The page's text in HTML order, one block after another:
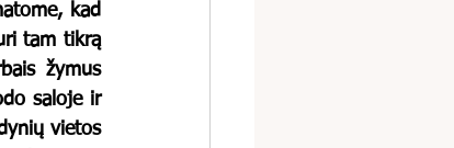
kad
tam tikrą
žymus
saloje ir
vietos